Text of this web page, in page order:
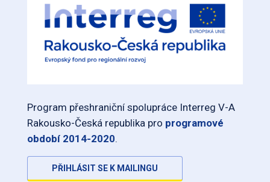
Program přeshraniční spolupráce Interreg V-A
Rakousko-Česká republika pro programové
období 2014-2020.
PŘIHLÁSIT SE K MAILINGU